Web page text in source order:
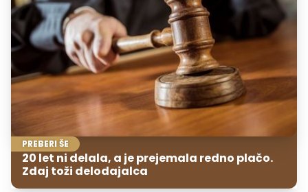
PREBERI ŠE
20 let ni delala, a je prejemala redno plačo.
Zdaj toži delodajalca